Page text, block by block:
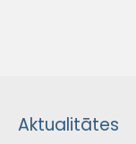
Aktualitātes